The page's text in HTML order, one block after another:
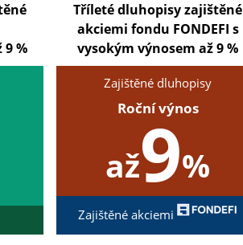
9 %
Tříleté dluhopisy zajištěné
akciemi fondu FONDEFI s
vysokým výnosem až 9 %
Zajištěné dluhopisy
Roční výnos
až9%
Zajištěné akciemi